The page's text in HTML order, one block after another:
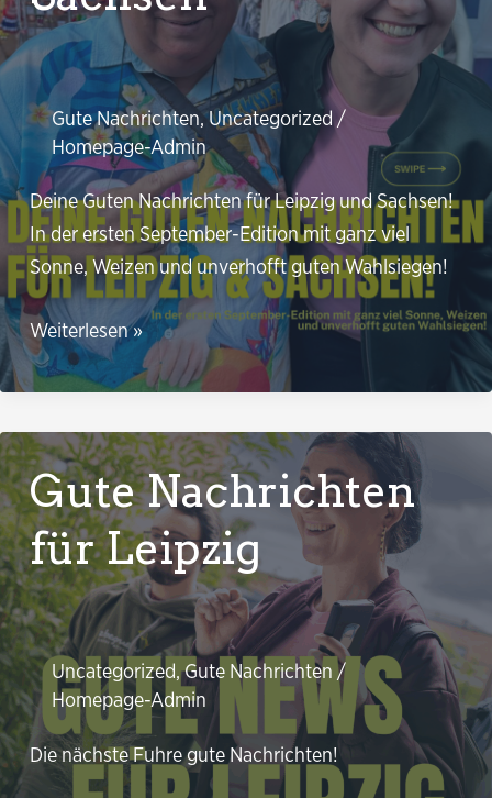
Gute Nachrichten,Uncategorized /
Homepage-Admin
Deine Guten Nachrichten für Leipzig und Sachsen!
In der ersten September-Edition mit ganz viel
Sonne, Weizen und unverhofft guten Wahlsiegen!
Gute
Nachrichten!
Für
Leipzig
und
Sachsen
Weiterlesen »
Gute Nachrichten
für Leipzig
Uncategorized,Gute Nachrichten /
Homepage-Admin
Die nächste Fuhre gute Nachrichten!